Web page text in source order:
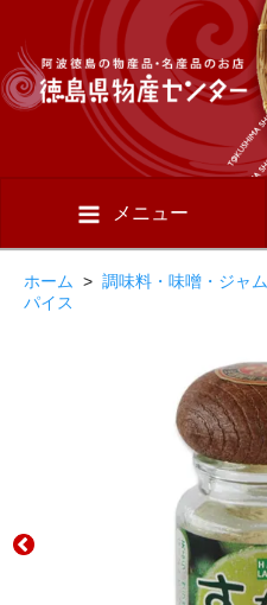
メニュー
ホーム > 調味料・味噌・ジャム
パイス